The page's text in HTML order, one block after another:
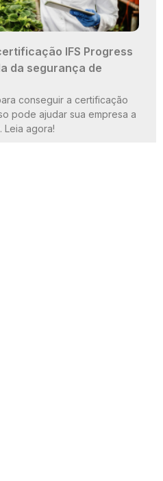
IFS Progress
da segurança de
conseguir a certificação
pode ajudar sua empresa a
Leia agora!